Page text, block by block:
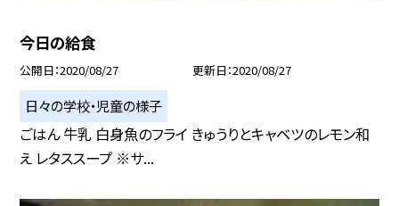
今日の給食
公開日 2020/08/27 更新日 2020/08/27
日々の学校・児童の様子
ごはん 牛乳 白身魚のフライ きゅうりとキャベツのレモン和
え レタススープ ※サ...